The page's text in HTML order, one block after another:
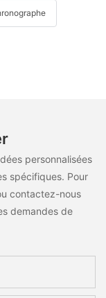
personnalisées
spécifiques. Pour
contactez-nous
demandes de